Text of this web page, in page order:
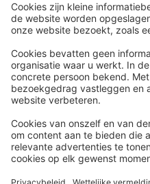
Nieuws
Whitepapers
Webinars
Word lid
Contact
Volg Ons